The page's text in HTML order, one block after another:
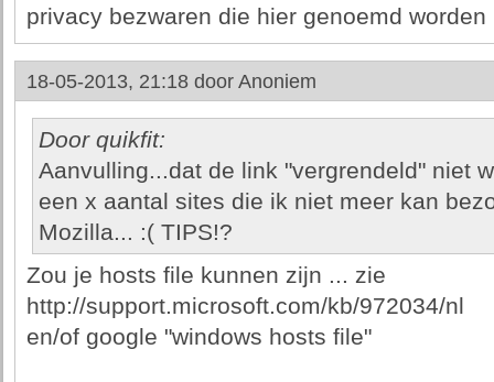
privacy bezwaren die hier genoemd
18-05-2013, 21:18 door Anoniem
Door quikfit:
Aanvulling...dat de link "vergrendeld" niet
een x aantal sites die ik niet meer kan
Mozilla... :( TIPS!?
Zou je hosts file kunnen zijn ... zie
http://support.microsoft.com/kb/972034/nl
en/of google "windows hosts file"